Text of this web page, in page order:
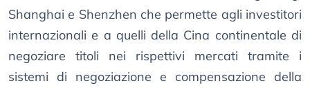
Shanghai e Shenzhen che permette agli investitori
internazionali e a quelli della Cina continentale di
negoziare titoli nei rispettivi mercati tramite i
sistemi di negoziazione e compensazione della